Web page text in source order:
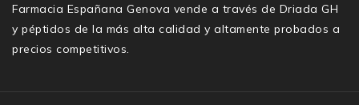
Farmacia Españana Genova vende a través de Driada GH
y péptidos de la más alta calidad y altamente probados a
precios competitivos.